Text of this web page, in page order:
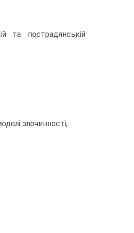
та пострадянській
злочинності;